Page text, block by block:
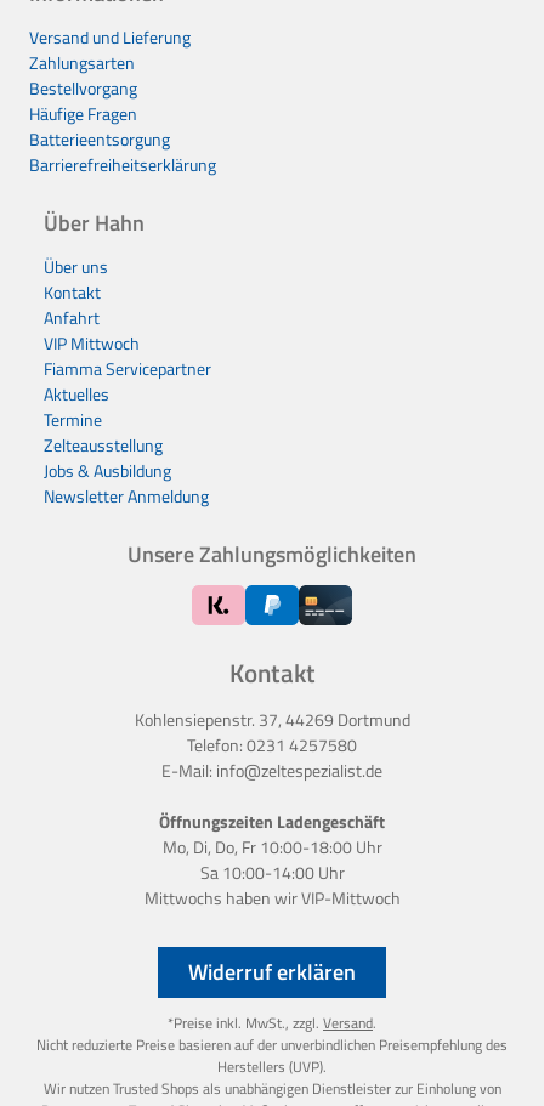
Widerruf erklären
*Preise inkl. MwSt., zzgl. Versand.
Nicht reduzierte Preise basieren auf der unverbindlichen Preisempfehlung des
Herstellers (UVP).
Wir nutzen Trusted Shops als unabhängigen Dienstleister zur Einholung von
Versand und Lieferung
Zahlungsarten
Bestellvorgang
Häufige Fragen
Batterieentsorgung
Barrierefreiheitserklärung
Über Hahn
Über uns
Kontakt
Anfahrt
VIP Mittwoch
Fiamma Servicepartner
Aktuelles
Termine
Zelteausstellung
Jobs & Ausbildung
Newsletter Anmeldung
Kontakt
Kohlensiepenstr. 37, 44269 Dortmund
Telefon:0231 4257580
E-Mail: info@zeltespezialist.de
Öffnungszeiten Ladengeschäft
Mo, Di, Do, Fr 10:00-18:00 Uhr
Sa 10:00-14:00 Uhr
Mittwochs haben wirVIP-Mittwoch
Unsere Zahlungsmöglichkeiten